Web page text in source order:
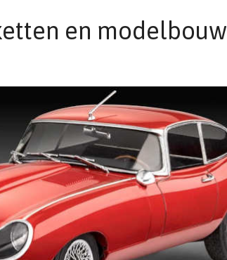
en modelbouw